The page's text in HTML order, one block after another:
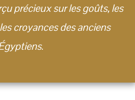
précieux sur les goûts, les
croyances des anciens
.